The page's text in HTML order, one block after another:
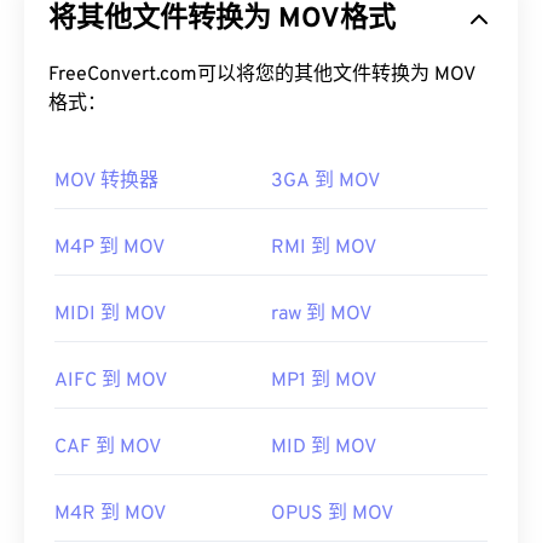
默认情况下，AIFF 会在 Windows Media Player
iTunes中打开，具体取决于操作系统。其他可以打开
AIFF 的程序包括
请注意，如果您使用的是
设备或非苹果设备，则
需要转换 AIFF 文件（例如 MP3 文件）才能打开。
首次发行：1988年
https://en.wikipedia.org/wiki/
2619569
媒体文件保存到用户设备而闻名。其显著特点之一是
件进行高度精准的编辑。
默认情况下，MOV 文件使用QuickTime
Windows Media Player
打开，但较新版本的播放器无
请使用VLC Media Player
，该播放器支持多种平
请注意，另外两种文件类型也使用 MOV 扩展名。它
戏相关。Apple 并未开发这些技术，因此它们无法在
开发者：
将其他文件转换为 MOV格式
FreeConvert.com可以将您的其他文件转换为 MOV
格式：
MOV 转换器 3GA 到 MOV
M4P 到 MOV RMI 到 MOV
MIDI 到 MOV raw 到 MOV
AIFC 到 MOV MP1 到 MOV
CAF 到 MOV MID 到 MOV
M4R 到 MOV OPUS 到 MOV